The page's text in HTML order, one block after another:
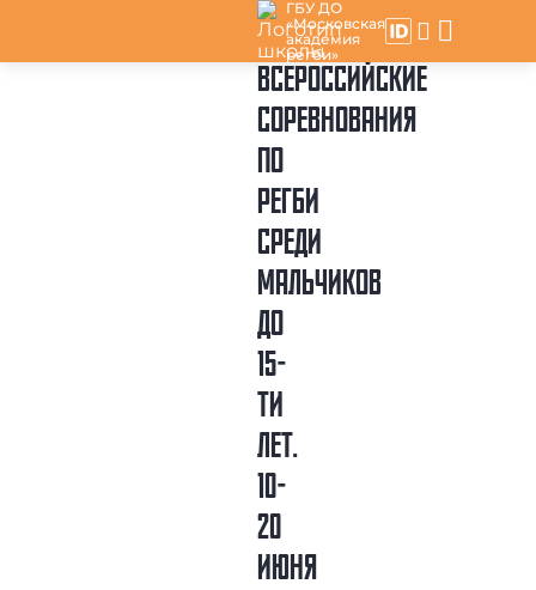
ГБУ ДО
«Московская
академия
регби»
ВСЕРОССИЙСКИЕ
СОРЕВНОВАНИЯ
ПО
РЕГБИ
СРЕДИ
МАЛЬЧИКОВ
ДО
15-
ТИ
ЛЕТ.
10-
20
ИЮНЯ